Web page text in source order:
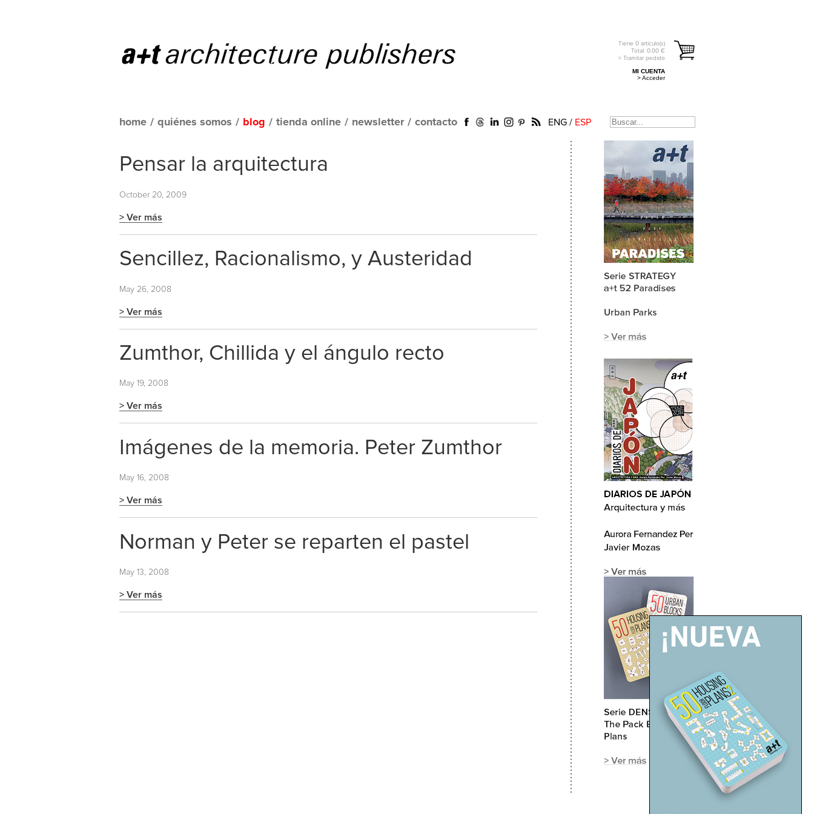
Tiene 0 artículo(s)
Total: 0.00 €
> Tramitar pedido
MI CUENTA
> Acceder
home / quiénes somos / blog / tienda online / newsletter / contacto ENG / ESP
Pensar la arquitectura
October 20, 2009
> Ver más
Sencillez, Racionalismo, y Austeridad
May 26, 2008
> Ver más
Zumthor, Chillida y el ángulo recto
May 19, 2008
> Ver más
Imágenes de la memoria. Peter Zumthor
May 16, 2008
> Ver más
Norman y Peter se reparten el pastel
May 13, 2008
> Ver más